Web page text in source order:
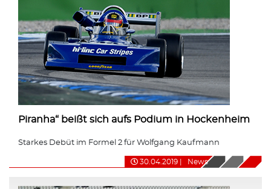
Piranha“ beißt sich aufs Podium in Hockenheim
Starkes Debüt im Formel 2 für Wolfgang Kaufmann
30.04.2019 News